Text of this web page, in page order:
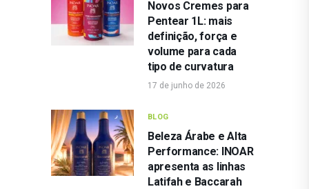
Novos Cremes para
Pentear 1L: mais
definição, força e
volume para cada
tipo de curvatura
17 de junho de 2026
BLOG
Beleza Árabe e Alta
Performance: INOAR
apresenta as linhas
Latifah e Baccarah